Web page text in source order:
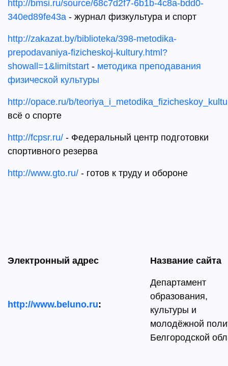
http://bmsi.ru/source/68c7d2f7-6b1b-4c8a-bdd0-
340ed89fe43a - журнал физкультура и спорт
http://zakazat.by/biblioteka/398-metodika-
prepodavaniya-fizicheskoj-kultury.html?
showall=1&limitstart - методика преподавания
физической культуры
http://opace.ru/b/
всё о спорте
http://fcpsr.ru/ - Федеральный центр подготовки
спортивного резерва
http://www.gto.ru/ - готов к труду и обороне
Электронный адрес Название сайта
http://www.beluno.ru:
Департамент
образования,
культуры и
молодёжной
Белгородской